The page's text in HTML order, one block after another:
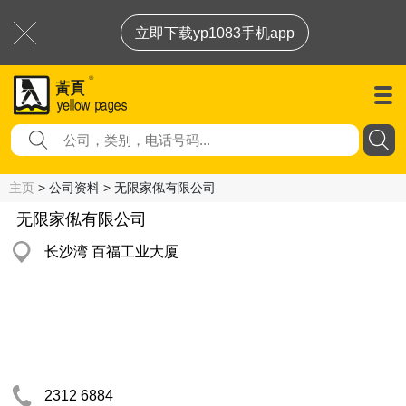
立即下载yp1083手机app
主页 > 公司资料 > 无限家俬有限公司
无限家俬有限公司
长沙湾 百福工业大厦
2312 6884